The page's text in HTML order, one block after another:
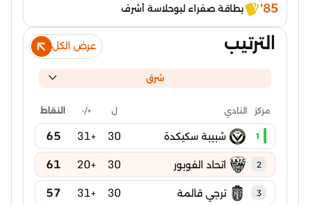
85' بطاقة صفراء لبوحلاسة أشرف
الترتيب عرض الكل
شرق
مركز النادي ل +/- النقاط
1 شبيبة سكيكدة 30
+31
65
2 اتحاد الفوبور 30
+20
61
3 ترجي قالمة 30
+31
57